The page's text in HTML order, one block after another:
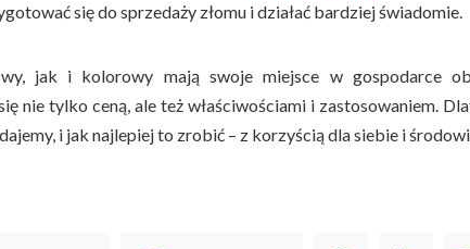
się do sprzedaży złomu i działać bardziej świadomie.
jak i kolorowy mają swoje miejsce w gospodarce
nie tylko ceną, ale też właściwościami i zastosowaniem.
i jak najlepiej to zrobić – z korzyścią dla siebie i